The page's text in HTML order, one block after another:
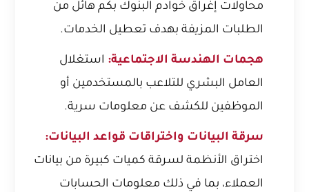
محاولات إغراق خوادم البنوك بكم هائل من
الطلبات المزيفة بهدف تعطيل الخدمات.
هجمات الهندسة الاجتماعية: استغلال
العامل البشري للتلاعب بالمستخدمين أو
الموظفين للكشف عن معلومات سرية.
سرقة البيانات واختراقات قواعد البيانات:
اختراق الأنظمة لسرقة كميات كبيرة من بيانات
العملاء، بما في ذلك معلومات الحسابات